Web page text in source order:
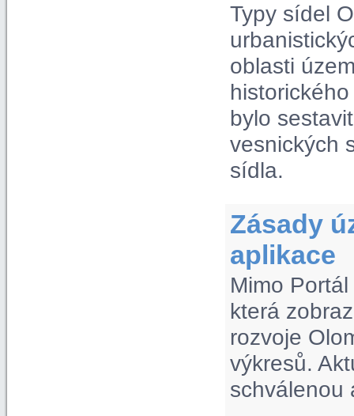
Typy sídel
oblasti
bylo
vesnických
sídla.
Zásady
aplikace
Mimo
která
rozvoje
výkresů.
schválenou